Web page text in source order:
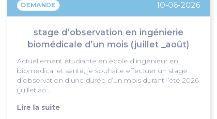
DEMANDE 10-06-2026
stage d’observation en ingénierie
biomédicale d’un mois (juillet _août)
Actuellement étudiante en école d’ingénieur en
biomédical et santé, je souhaite effectuer un stage
d’observation d’une durée d’un mois durant l’été 2026
(juillet,ao...
Lire la suite